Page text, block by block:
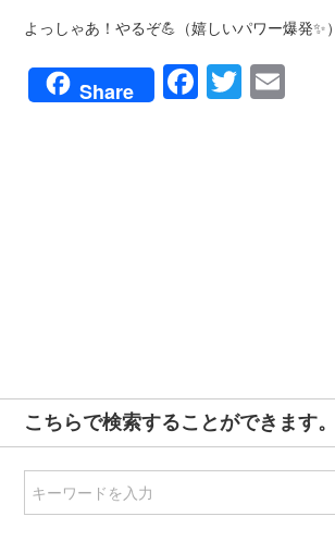
よっしゃあ！やるぞ💪（嬉しいパワー爆発✨）
Share Facebook
Twitter
こちらで検索することができます。
キーワードを入力